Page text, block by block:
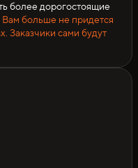
более дорогостоящие
Вам больше не придется
Заказчики сами будут